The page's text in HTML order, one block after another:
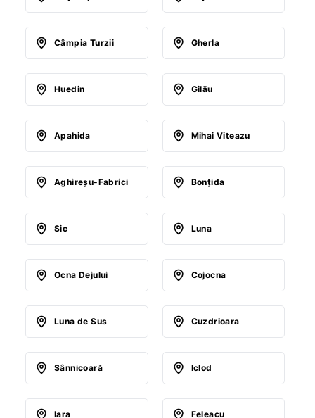
Câmpia Turzii Gherla
Huedin Gilău
Apahida Mihai Viteazu
Aghireşu-Fabrici Bonţida
Sic Luna
Ocna Dejului Cojocna
Luna de Sus Cuzdrioara
Sânnicoară Iclod
Iara Feleacu